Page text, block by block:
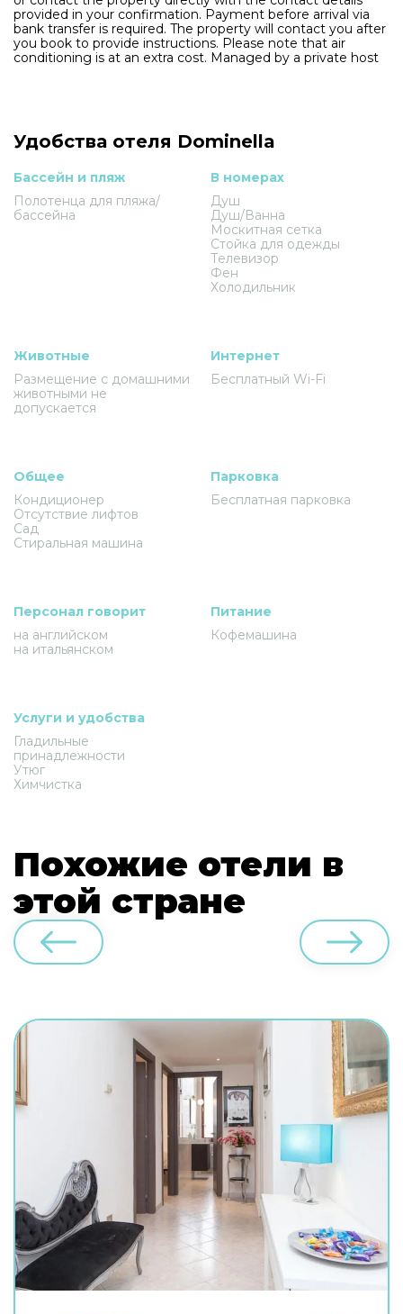
provided in your confirmation. Payment before arrival via
bank transfer is required. The property will contact you after
you book to provide instructions. Please note that air
conditioning is at an extra cost. Managed by a private host
Удобства отеля Dominella
Бассейн и пляж
Полотенца для пляжа/
бассейна
В номерах
Душ
Душ/Ванна
Москитная сетка
Стойка для одежды
Телевизор
Фен
Холодильник
Животные
Размещение с домашними
животными не
допускается
Интернет
Бесплатный Wi-Fi
Общее
Кондиционер
Отсутствие лифтов
Сад
Стиральная машина
Парковка
Бесплатная парковка
Персонал говорит
на английском
на итальянском
Питание
Кофемашина
Услуги и удобства
Гладильные
принадлежности
Утюг
Химчистка
Похожие отели в
этой стране